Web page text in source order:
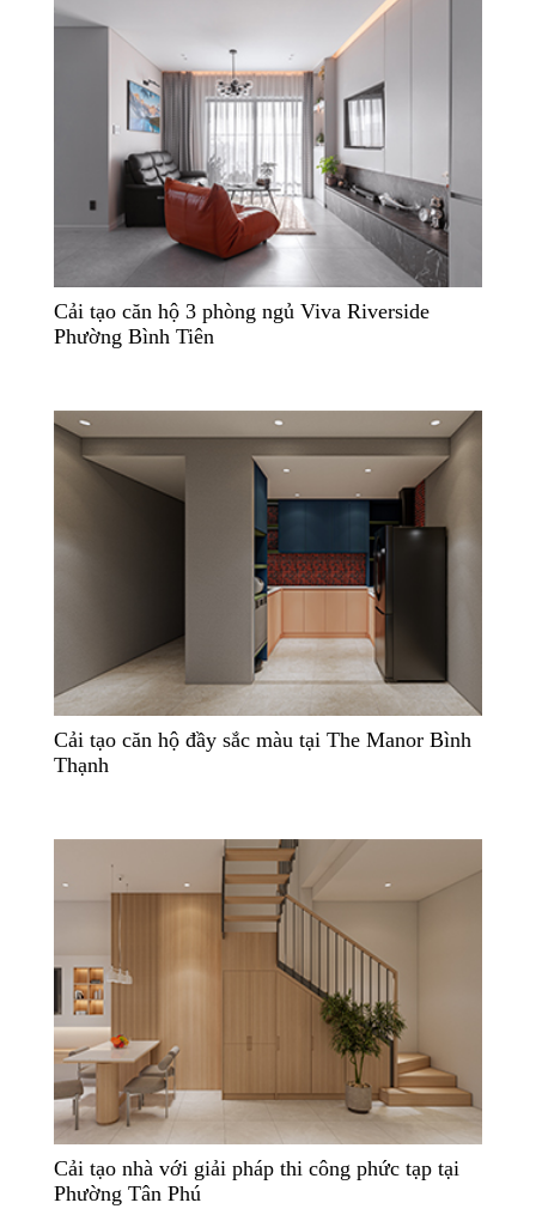
Cải tạo căn hộ 3 phòng ngủ Viva Riverside
Phường Bình Tiên
Cải tạo căn hộ đầy sắc màu tại The Manor Bình
Thạnh
Cải tạo nhà với giải pháp thi công phức tạp tại
Phường Tân Phú